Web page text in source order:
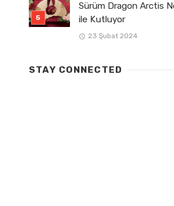
Sürüm Dragon Arctis
ile Kutluyor
23 Şubat 2024
STAY CONNECTED